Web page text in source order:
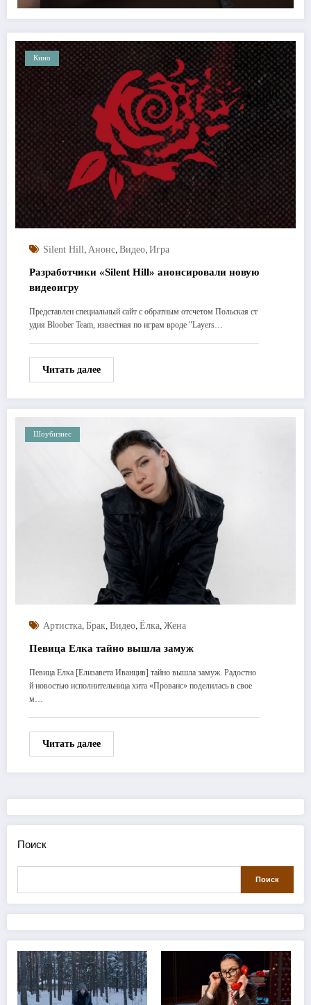
Кино
Silent Hill, Анонс, Видео, Игра
Разработчики «Silent Hill» анонсировали новую
видеоигру
Представлен специальный сайт с обратным отсчетом Польская ст
удия Bloober Team, известная по играм вроде "Layers…
Читать далее
Шоубизнес
Артистка, Брак, Видео, Ёлка, Жена
Певица Елка тайно вышла замуж
Певица Елка [Елизавета Иванцив] тайно вышла замуж. Радостно
й новостью исполнительница хита «Прованс» поделилась в свое
м…
Читать далее
Поиск
Поиск